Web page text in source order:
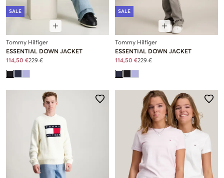
SALE
Tommy Hilfiger
ESSENTIAL DOWN JACKET
114,50 €229 €
SALE
Tommy Hilfiger
ESSENTIAL DOWN JACKET
114,50 €229 €